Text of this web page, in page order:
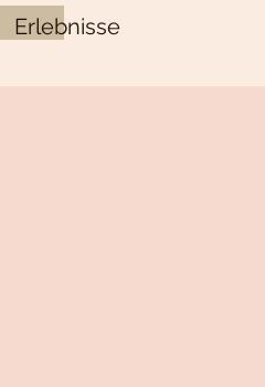
Erlebnisse